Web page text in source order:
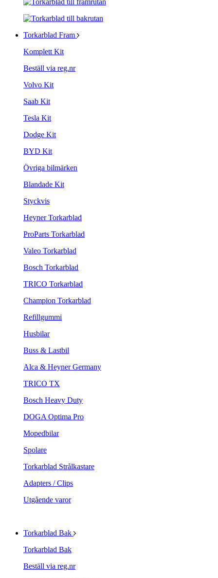
Torkarblad Fram
Komplett Kit
Beställ via reg.nr
Volvo Kit
Saab Kit
Tesla Kit
Dodge Kit
BYD Kit
Övriga bilmärken
Blandade Kit
Styckvis
Heyner Torkarblad
ProParts Torkarblad
Valeo Torkarblad
Bosch Torkarblad
TRICO Torkarblad
Champion Torkarblad
Refillgummi
Husbilar
Buss & Lastbil
Alca & Heyner Germany
TRICO TX
Bosch Heavy Duty
DOGA Optima Pro
Mopedbilar
Spolare
Torkarblad Strålkastare
Adapters / Clips
Utgående varor
Torkarblad Bak
Torkarblad Bak
Beställ via reg.nr